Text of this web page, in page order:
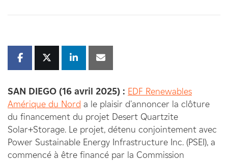
SAN DIEGO (16 avril 2025) : EDF Renewables
Amérique du Nord a le plaisir d'annoncer la clôture
du financement du projet Desert Quartzite
Solar+Storage. Le projet, détenu conjointement avec
Power Sustainable Energy Infrastructure Inc. (PSEI), a
commencé à être financé par la Commission